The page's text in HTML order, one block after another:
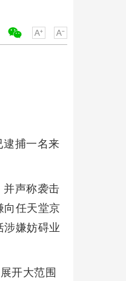
捕一名来
声称袭击
向任天堂京
嫌妨碍业
开大范围